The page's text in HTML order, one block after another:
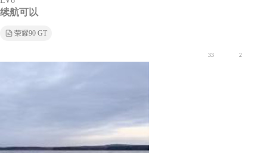
续航可以
荣耀90 GT
33 2